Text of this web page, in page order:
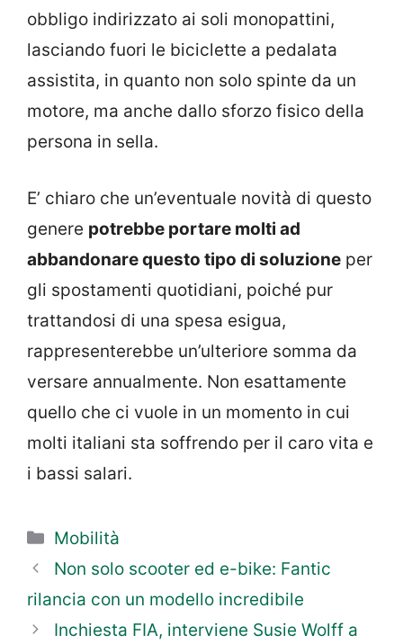
obbligo indirizzato ai soli monopattini,
lasciando fuori le biciclette a pedalata
assistita, in quanto non solo spinte da un
motore, ma anche dallo sforzo fisico della
persona in sella.
E’ chiaro che un’eventuale novità di questo
genere potrebbe portare molti ad
abbandonare questo tipo di soluzione per
gli spostamenti quotidiani, poiché pur
trattandosi di una spesa esigua,
rappresenterebbe un’ulteriore somma da
versare annualmente. Non esattamente
quello che ci vuole in un momento in cui
molti italiani sta soffrendo per il caro vita e
i bassi salari.
Categorie
Mobilità
Non solo scooter ed e-bike: Fantic
rilancia con un modello incredibile
Inchiesta FIA, interviene Susie Wolff a